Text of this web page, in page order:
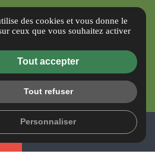
légales
de confidentialité
des cookies et vous donne le
ceux que vous souhaitez activer
Tout accepter
Tout refuser
Personnaliser